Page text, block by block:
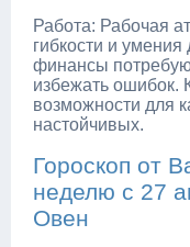
Работа: Рабочая
гибкости и
финансы
избежать ошибок.
возможности для
настойчивых.
Гороскоп от
неделю с 27
Овен